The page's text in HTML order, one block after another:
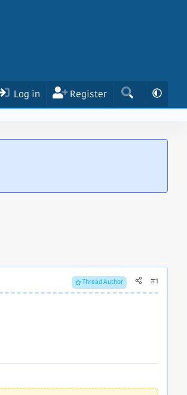
Log in Register
Thread Author #1